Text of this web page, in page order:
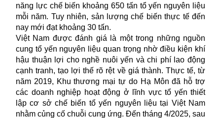
năng lực chế biến khoảng 650 tấn tổ yến nguyên liệu
mỗi năm. Tuy nhiên, sản lượng chế biến thực tế đến
nay mới đạt khoảng 30 tấn.
Việt Nam được đánh giá là một trong những nguồn
cung tổ yến nguyên liệu quan trọng nhờ điều kiện khí
hậu thuận lợi cho nghề nuôi yến và chi phí lao động
cạnh tranh, tạo lợi thế rõ rệt về giá thành. Thực tế, từ
năm 2019, Khu thương mại tự do Hạ Môn đã hỗ trợ
các doanh nghiệp hoạt động ở lĩnh vực tổ yến thiết
lập cơ sở chế biến tổ yến nguyên liệu tại Việt Nam
nhằm củng cố chuỗi cung ứng. Đến tháng 4/2025, sau